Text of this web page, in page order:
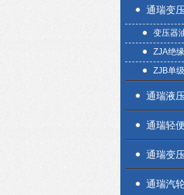
通瑞变
变压器
ZJA绝
ZJB单
通瑞液
通瑞轻
通瑞变
通瑞汽